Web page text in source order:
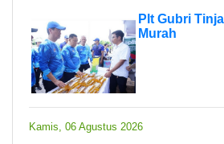
Plt Gubri
Murah
Kamis, 06 Agustus 2026